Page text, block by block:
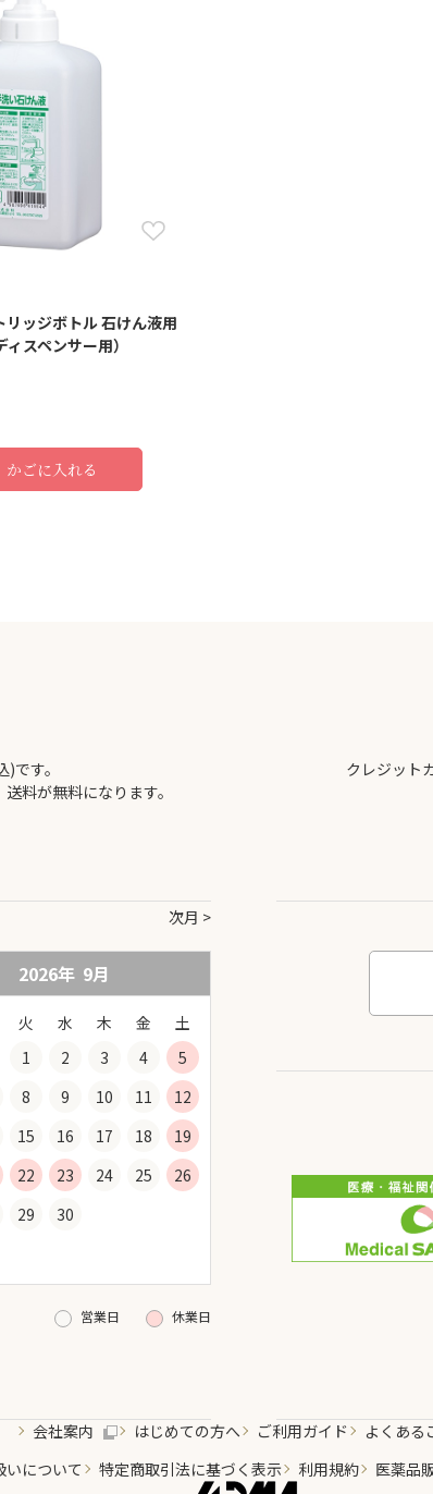
ッジボトル 石けん液用
スペンサー用）
かごに入れる
です。
料が無料になります。
クレジット
2026年 9月
火 水 木 金
土
1
2 3 4
5
8
9 10 11
12
15
16 17 18
19
22
23 24 25
26
29
30
次月
営業日 休業日
会社案内 はじめての方へ ご利用ガイド
よくある
について
特定商取引法に基づく表示 利用規約 医薬品